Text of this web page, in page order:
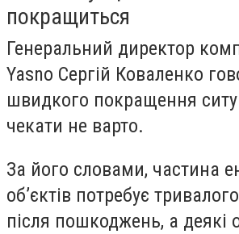
покращиться
Генеральний директор
Yasno Сергій Коваленко
швидкого покращення
чекати не варто.
За його словами, частина
об’єктів потребує
після пошкоджень, а деякі